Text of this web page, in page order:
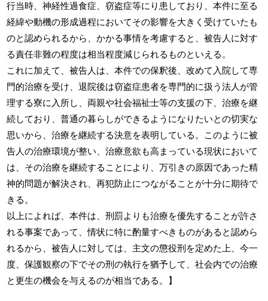
行当時、神経性過食症、窃盗症等にり患しており、本件に至る
経緯や動機の形成過程においてその影響を大きく受けていたも
のと認められるから、かかる事情を考慮すると、被告人に対す
る責任非難の程度は相当程度減じられるものといえる。
これに加えて、被告人は、本件での保釈後、改めて入院して専
門的治療を受け、退院後は窃盗症患者を専門的に扱う法人が管
理する寮に入所し、両親や社会福祉士等の支援の下、治療を継
続しており、普通の暮らしができるようになりたいとの切実な
思いから、治療を継続する決意を表明している。このように被
告人の治療環境が整い、治療意欲も高まっている現状において
は、その治療を継続することにより、万引きの原因であった精
神的問題が解決され、再犯防止につながることが十分に期待で
きる。
以上によれば、本件は、刑罰よりも治療を優先することが許さ
れる事案であって、情状に特に酌量すべきものがあると認めら
れるから、被告人に対しては、主文の懲役刑を定めた上、今一
度、保護観察の下でその刑の執行を猶予して、社会内での治療
と更生の機会を与えるのが相当である。】